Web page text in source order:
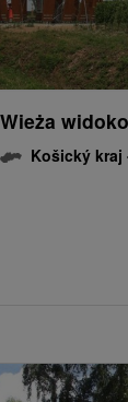
Wieża
Košický kraj